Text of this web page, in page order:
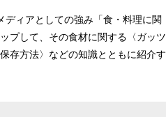
ディアとしての強み「食・料理に関
プして、その食材に関する〈ガッツ
存方法〉などの知識とともに紹介す